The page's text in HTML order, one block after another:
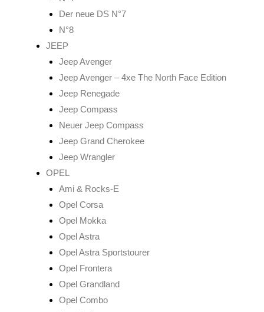
Der neue DS N°7
N°8
JEEP
Jeep Avenger
Jeep Avenger – 4xe The North Face Edition
Jeep Renegade
Jeep Compass
Neuer Jeep Compass
Jeep Grand Cherokee
Jeep Wrangler
OPEL
Ami & Rocks-E
Opel Corsa
Opel Mokka
Opel Astra
Opel Astra Sportstourer
Opel Frontera
Opel Grandland
Opel Combo